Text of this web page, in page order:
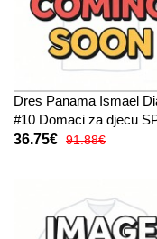
Dres Panama Ismael
#10 Domaci za djecu
2026 Kratak Rukav (+
36.75€ 91.88€